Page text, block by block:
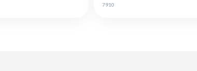
7910